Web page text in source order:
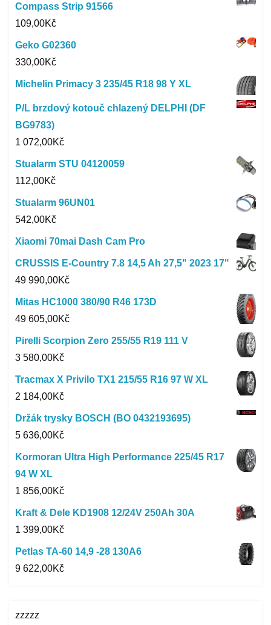
Compass Strip 91566
109,00Kč
Geko G02360
330,00Kč
Michelin Primacy 3 235/45 R18 98 Y XL
P/L brzdový kotouč chlazený DELPHI (DF
BG9783)
1 072,00Kč
Stualarm STU 04120059
112,00Kč
Stualarm 96UN01
542,00Kč
Xiaomi 70mai Dash Cam Pro
CRUSSIS E-Country 7.8 14,5 Ah 27,5" 2023 17"
49 990,00Kč
Mitas HC1000 380/90 R46 173D
49 605,00Kč
Pirelli Scorpion Zero 255/55 R19 111 V
3 580,00Kč
Tracmax X Privilo TX1 215/55 R16 97 W XL
2 184,00Kč
Držák trysky BOSCH (BO 0432193695)
5 636,00Kč
Kormoran Ultra High Performance 225/45 R17
94 W XL
1 856,00Kč
Kraft & Dele KD1908 12/24V 250Ah 30A
1 399,00Kč
Petlas TA-60 14,9 -28 130A6
9 622,00Kč
zzzzz